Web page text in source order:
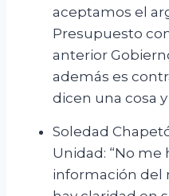
aceptamos el
Presupuesto
anterior
además es
dicen una cosa
Soledad
Unidad: “No me
información del